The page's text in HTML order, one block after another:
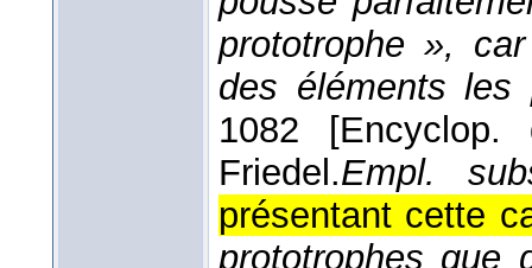
prototrophe »,
des éléments
1082
Friedel.Empl.
présentant cette
prototrophes que